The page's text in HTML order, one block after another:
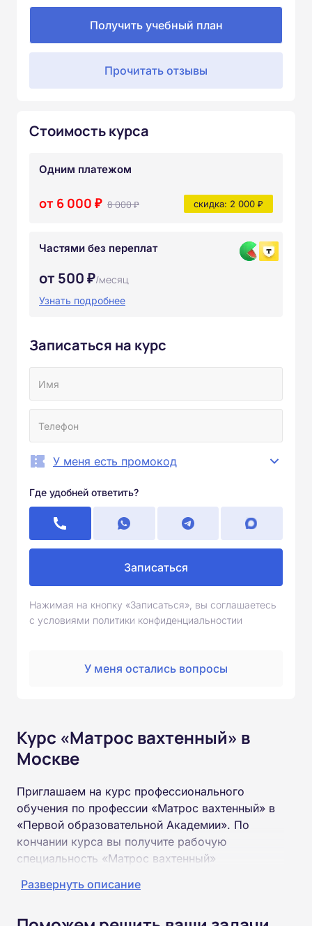
Получить учебный план
Прочитать отзывы
Стоимость курса
Одним платежом
от 6 000 ₽ 8 000 ₽ скидка: 2 000 ₽
Частями без переплат
от 500 ₽/месяц
Узнать подробнее
Записаться на курс
У меня есть промокод
Где удобней ответить?
Записаться
Нажимая на кнопку «Записаться», вы соглашаетесь
с условиями политики конфиденциальностии
У меня остались вопросы
Курс «Матрос вахтенный» в
Москве
Приглашаем на курс профессионального
обучения по профессии «Матрос вахтенный» в
«Первой образовательной Академии». По
кончании курса вы получите рабочую
специальность «Матрос вахтенный»
Развернуть описание